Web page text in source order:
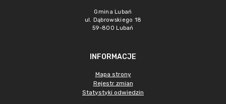
Gmina Lubań
ul. Dąbrowskiego 18
59-800 Lubań
INFORMACJE
Mapa strony
Rejestr zmian
Statystyki odwiedzin